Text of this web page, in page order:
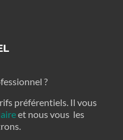
?
préférentiels. Il vous
et nous vous les